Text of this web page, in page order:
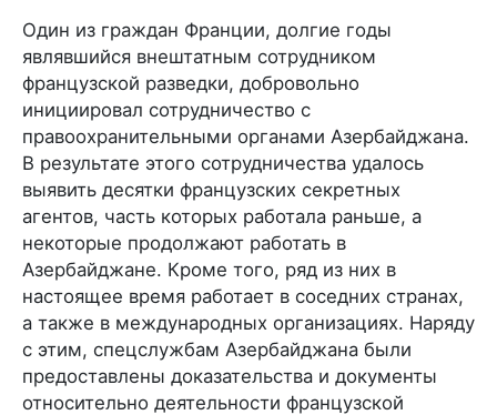
Один из граждан Франции, долгие годы
являвшийся внештатным сотрудником
французской разведки, добровольно
инициировал сотрудничество с
правоохранительными органами Азербайджана.
В результате этого сотрудничества удалось
выявить десятки французских секретных
агентов, часть которых работала раньше, а
некоторые продолжают работать в
Азербайджане. Кроме того, ряд из них в
настоящее время работает в соседних странах,
а также в международных организациях. Наряду
с этим, спецслужбам Азербайджана были
предоставлены доказательства и документы
относительно деятельности французской